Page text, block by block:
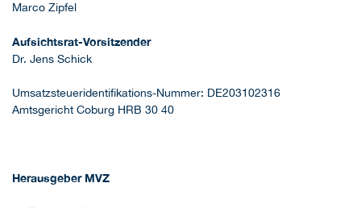
Marco Zipfel
Aufsichtsrat-Vorsitzender
Dr. Jens Schick
Umsatzsteueridentifikations-Nummer: DE203102316
Amtsgericht Coburg HRB 30 40
Herausgeber MVZ